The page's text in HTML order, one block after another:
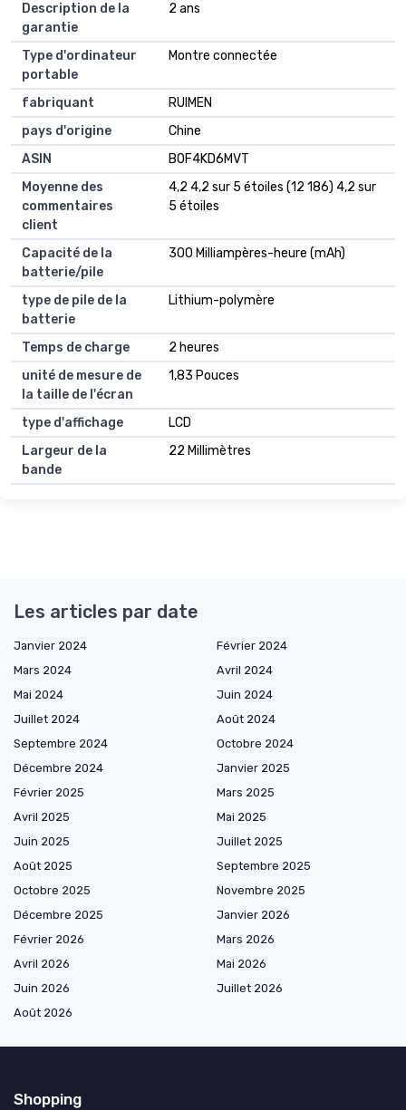
Description de la
garantie
2 ans
Type d'ordinateur
portable
Montre connectée
fabriquant
RUIMEN
pays d'origine
Chine
ASIN
B0F4KD6MVT
Moyenne des
commentaires
client
4,2 4,2 sur 5 étoiles (12 186) 4,2 sur
5 étoiles
Capacité de la
batterie/pile
300 Milliampères-heure (mAh)
type de pile de la
batterie
Lithium-polymère
Temps de charge
2 heures
unité de mesure de
la taille de l'écran
1,83 Pouces
type d'affichage
LCD
Largeur de la
bande
22 Millimètres
Les articles par date
Janvier 2024
Février 2024
Mars 2024
Avril 2024
Mai 2024
Juin 2024
Juillet 2024
Août 2024
Septembre 2024
Octobre 2024
Décembre 2024
Janvier 2025
Février 2025
Mars 2025
Avril 2025
Mai 2025
Juin 2025
Juillet 2025
Août 2025
Septembre 2025
Octobre 2025
Novembre 2025
Décembre 2025
Janvier 2026
Février 2026
Mars 2026
Avril 2026
Mai 2026
Juin 2026
Juillet 2026
Août 2026
Shopping